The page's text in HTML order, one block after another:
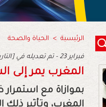
الرئيسية > الحياة والصحة
2021 فبراير 23 - تم تعديله في [التاريخ]
المغرب يمر إلى
بموازاة مع